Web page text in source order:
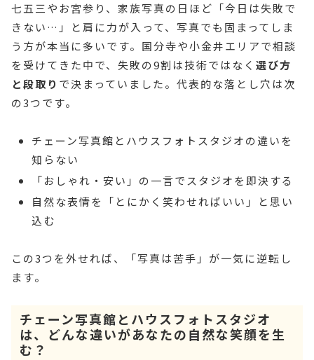
七五三やお宮参り、家族写真の日ほど「今日は失敗で
きない…」と肩に力が入って、写真でも固まってしま
う方が本当に多いです。国分寺や小金井エリアで相談
を受けてきた中で、失敗の9割は技術ではなく 選び方
と段取り で決まっていました。代表的な落とし穴は次
の3つです。
チェーン写真館とハウスフォトスタジオの違いを
知らない
「おしゃれ・安い」の一言でスタジオを即決する
自然な表情を「とにかく笑わせればいい」と思い
込む
この3つを外せれば、「写真は苦手」が一気に逆転し
ます。
チェーン写真館とハウスフォトスタジオ
は、どんな違いがあなたの自然な笑顔を生
む？